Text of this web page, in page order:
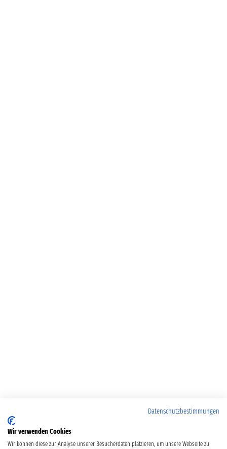
Datenschutzbestimmungen
Wir verwenden Cookies
Wir können diese zur Analyse unserer Besucherdaten platzieren, um unsere Webseite zu